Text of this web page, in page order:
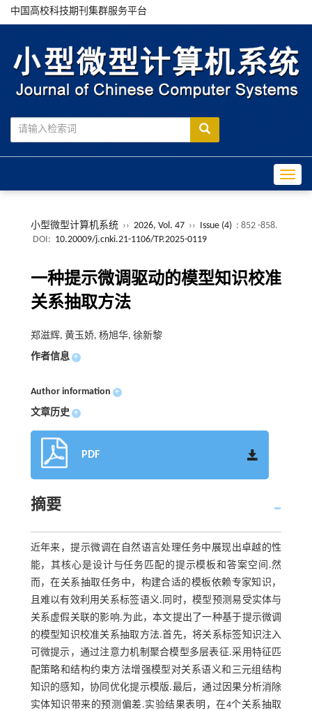
中国高校科技期刊集群服务平台
小型微型计算机系统 ›› 2026, Vol. 47 ›› Issue (4) : 852 -858.
DOI: 10.20009/j.cnki.21-1106/TP.2025-0119
一种提示微调驱动的模型知识校准
关系抽取方法
郑滋辉, 黄玉娇, 杨旭华, 徐新黎
作者信息 +
Author information +
文章历史 +
PDF
摘要
近年来，提示微调在自然语言处理任务中展现出卓越的性
能，其核心是设计与任务匹配的提示模板和答案空间.然
而，在关系抽取任务中，构建合适的模板依赖专家知识，
且难以有效利用关系标签语义.同时，模型预测易受实体与
关系虚假关联的影响.为此，本文提出了一种基于提示微调
的模型知识校准关系抽取方法.首先，将关系标签知识注入
可微提示，通过注意力机制聚合模型多层表征.采用特征匹
配策略和结构约束方法增强模型对关系语义和三元组结构
知识的感知，协同优化提示模版.最后，通过因果分析消除
实体知识带来的预测偏差.实验结果表明，在4个关系抽取